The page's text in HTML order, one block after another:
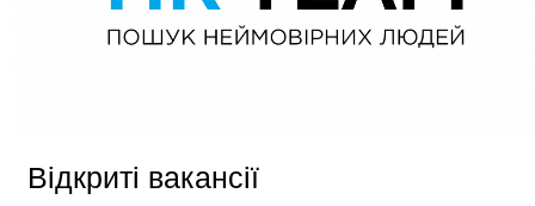
Відкриті вакансії